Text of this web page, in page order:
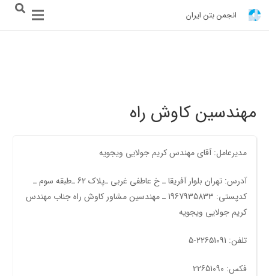
انجمن بتن ایران
مهندسین کاوش راه
مدیرعامل: آقای مهندس کریم جولایی ویجویه
آدرس: تهران بلوار آفریقا ـ خ عاطفی غربی ـ‌پلاک 62 ـ‌طبقه سوم ـ
کدپستی: 1967935833 ـ مهندسین مشاور کاوش راه جناب مهندس
کریم جولایی ویجویه
تلفن: 22651091-5
فکس: 22651090